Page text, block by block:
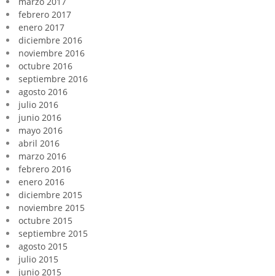
febrero 2017
enero 2017
diciembre 2016
noviembre 2016
octubre 2016
septiembre 2016
agosto 2016
julio 2016
junio 2016
mayo 2016
abril 2016
marzo 2016
febrero 2016
enero 2016
diciembre 2015
noviembre 2015
octubre 2015
septiembre 2015
agosto 2015
julio 2015
junio 2015